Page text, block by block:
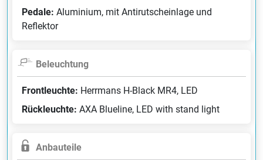
Pedale: Aluminium, mit Antirutscheinlage und
Reflektor
Beleuchtung
Frontleuchte: Herrmans H-Black MR4, LED
Rückleuchte: AXA Blueline, LED with stand light
Anbauteile